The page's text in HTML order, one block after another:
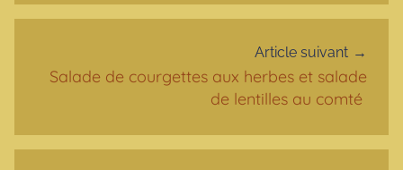
Article suivant
Salade de courgettes aux herbes et salade
de lentilles au comté